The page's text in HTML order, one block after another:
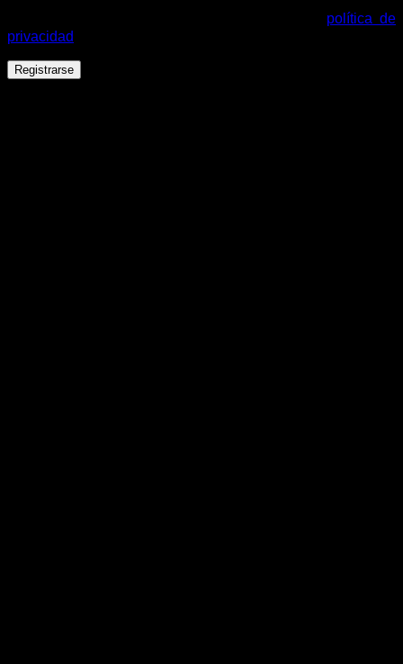
política de
privacidad
Registrarse